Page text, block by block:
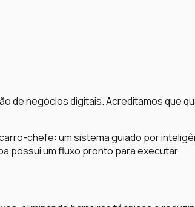
de negócios digitais. Acreditamos
chefe: um sistema guiado por
possui um fluxo pronto para executar.